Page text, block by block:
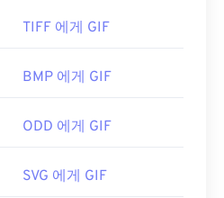
비해 뚜렷한 장점이 있습니
iPad를 포함한 Apple 모바
TIFF 에게 GIF
BMP 에게 GIF
ODD 에게 GIF
SVG 에게 GIF